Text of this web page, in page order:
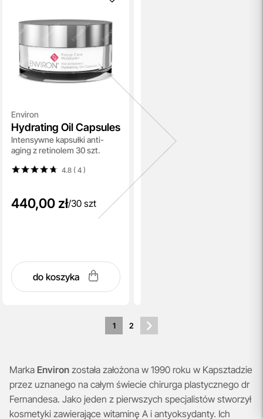
Environ
Hydrating Oil Capsules
Intensywne kapsułki anti-
aging z retinolem 30 szt.
4.8 ( 4)
440,00 zł/30 szt
do koszyka
1 2
Marka Environ została założona w 1990 roku w Kapsztadzie
przez uznanego na całym świecie chirurga plastycznego dr
Fernandesa. Jako jeden z pierwszych specjalistów stworzył
kosmetyki zawierające witaminę A i antyoksydanty. Ich